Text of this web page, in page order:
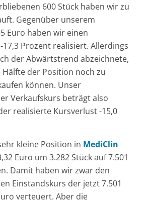
600 Stück haben wir zu
Gegenüber unserem
Euro haben wir einen
Prozent realisiert. Allerdings
der Abwärtstrend abzeichnete,
der Position noch zu
können. Unser
Verkaufskurs beträgt also
realisierte Kursverlust -15,0
kleine Position in MediClin
Euro um 3.282 Stück auf 7.501
Damit haben wir zwar den
Einstandskurs der jetzt 7.501
verteuert. Aber die